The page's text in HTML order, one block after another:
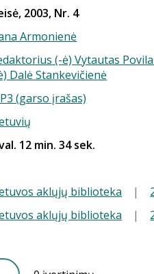
2003, Nr. 4
Armonienė
(-ė) Vytautas
Dalė Stankevičienė
(garso įrašas)
12 min. 34 sek.
aklųjų biblioteka |
aklųjų biblioteka |